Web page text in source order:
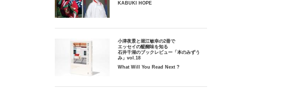
KABUKI HOPE
小津夜景と堀江敏幸の2冊で
エッセイの醍醐味を知る
石井千湖のブックレビュー「本のみずう
み」vol.18
What Will You Read Next ?